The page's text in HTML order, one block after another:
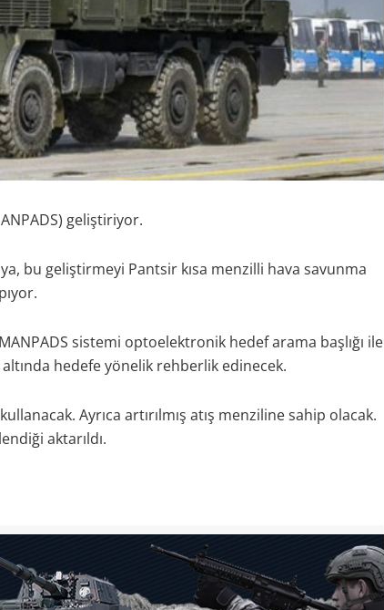
geliştiriyor.
bu geliştirmeyi Pantsir kısa menzilli hava savunma
sistemi optoelektronik hedef arama başlığı ile
hedefe yönelik rehberlik edinecek.
Ayrıca artırılmış atış menziline sahip olacak.
aktarıldı.